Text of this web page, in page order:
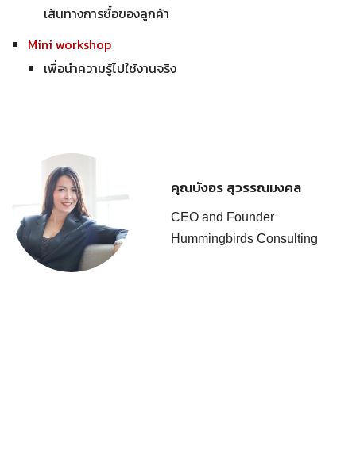
เส้นทางการซื้อของลูกค้า
Mini workshop
เพื่อนำความรู้ไปใช้งานจริง
คุณบังอร สุวรรณมงคล
CEO and Founder
Hummingbirds Consulting